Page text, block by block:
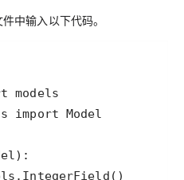
中输入以下代码。